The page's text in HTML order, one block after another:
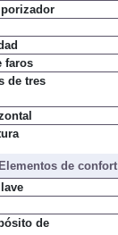
faros
de tres
Elementos de confort
de